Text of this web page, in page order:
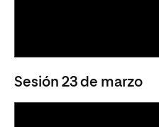
Sesión 23 de marzo